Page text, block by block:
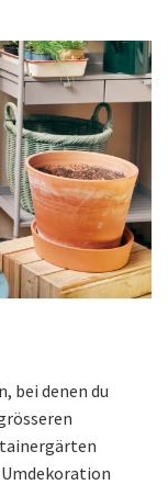
bei denen du